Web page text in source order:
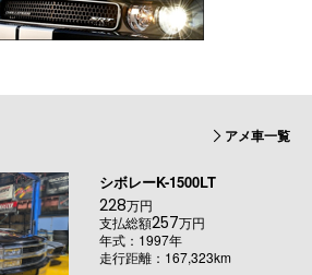
アメ車一覧
シボレーK-1500LT
228万円
支払総額257万円
年式：1997年
走行距離：167,323km